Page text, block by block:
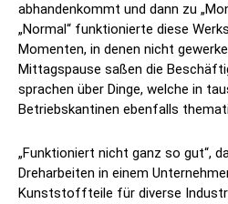
abhandenkommt und dann zu
„Normal“ funktionierte diese
Momenten, in denen nicht
Mittagspause saßen die
sprachen über Dinge, welche in
Betriebskantinen ebenfalls
„Funktioniert nicht ganz so gut“,
Dreharbeiten in einem
Kunststoffteile für diverse